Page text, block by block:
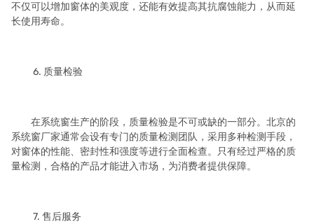
不仅可以增加窗体的美观度，还能有效提高其抗腐蚀能力，从而延
长使用寿命。
6. 质量检验
在系统窗生产的阶段，质量检验是不可或缺的一部分。北京的
系统窗厂家通常会设有专门的质量检测团队，采用多种检测手段，
对窗体的性能、密封性和强度等进行全面检查。只有经过严格的质
量检测，合格的产品才能进入市场，为消费者提供保障。
7. 售后服务